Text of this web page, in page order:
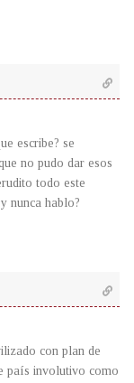
escribe? se
no pudo dar esos
todo este
nunca hablo?
con plan de
país involutivo como